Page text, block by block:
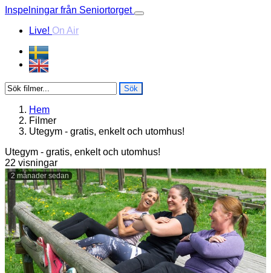
Skip to content
Inspelningar från Seniortorget
Live! On Air
Sök
Hem
Filmer
Utegym - gratis, enkelt och utomhus!
Utegym - gratis, enkelt och utomhus!
22 visningar
2 månader sedan